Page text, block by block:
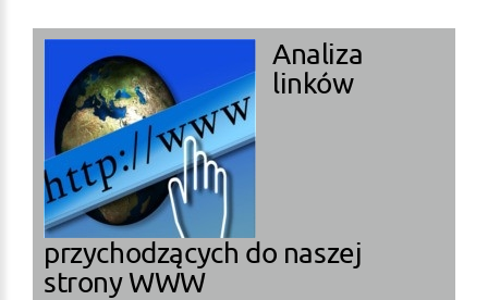
Analiza
linków
przychodzących do naszej
strony WWW